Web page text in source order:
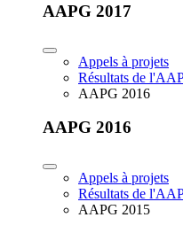
AAPG 2017
Appels à projets
Résultats de
AAPG 2016
AAPG 2016
Appels à projets
Résultats de
AAPG 2015